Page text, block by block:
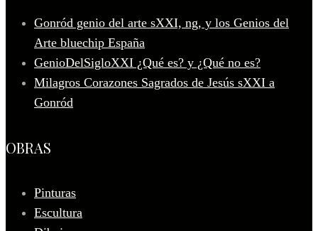
Gonród genio del arte sXXI, ng, y los Genios del
Arte bluechip España
GenioDelSigloXXI ¿Qué es? y ¿Qué no es?
Milagros Corazones Sagrados de Jesús sXXI a
Gonród
OBRAS
Pinturas
Escultura